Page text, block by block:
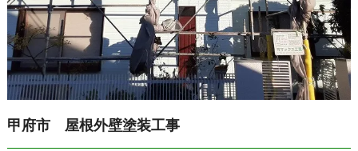
甲府市 屋根外壁塗装工事